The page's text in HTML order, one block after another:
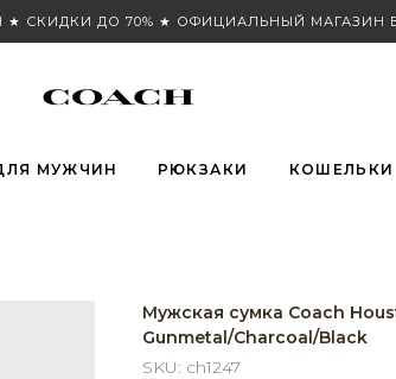
★ СКИДКИ ДО 70% ★ ОФИЦИАЛЬНЫЙ МАГАЗИН
МУЖЧИН РЮКЗАКИ КОШЕЛЬКИ
Мужская сумка Coach
Gunmetal/Charcoal/Black
SKU: ch1247